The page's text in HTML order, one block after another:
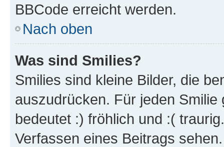
BBCode erreicht werden.
Nach oben
Was sind Smilies?
Smilies sind kleine Bilder, die
auszudrücken. Für jeden
bedeutet :) fröhlich und :(
Verfassen eines Beitrags